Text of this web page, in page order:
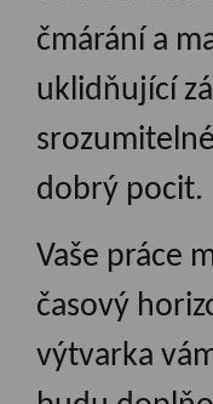
čmárání a
uklidňující
dobrý pocit.
Vaše práce
časový
výtvarka